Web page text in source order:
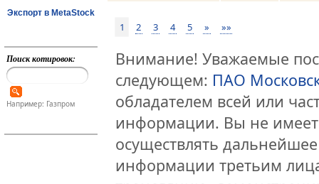
Экспорт в MetaStock
Поиск котировок:
Например: Газпром
1 2 3 4 5 » »»
Внимание! Уважаемые
следующем: ПАО
обладателем всей или
информации. Вы не
осуществлять
информации третьим